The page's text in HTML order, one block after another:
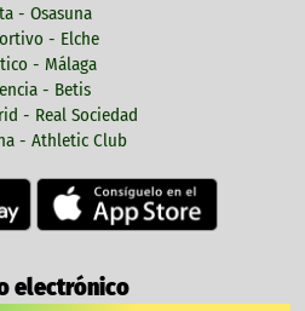
- Osasuna
- Elche
- Málaga
- Betis
- Real Sociedad
- Athletic Club
electrónico